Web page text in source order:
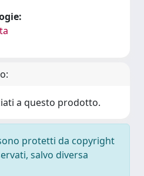
a questo prodotto.
protetti da copyright
salvo diversa